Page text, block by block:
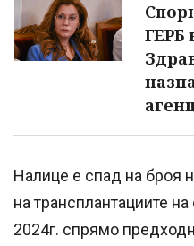
ГЕРБ
Налице е спад на броя
на трансплантациите
2024г. спрямо